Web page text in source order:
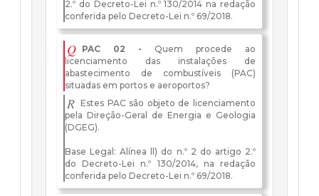
2.º do Decreto-Lei n.º 130/2014 na redação
conferida pelo Decreto-Lei n.º 69/2018.
Q PAC 02 - Quem procede ao
licenciamento das instalações de
abastecimento de combustíveis (PAC)
situadas em portos e aeroportos?
R Estes PAC são objeto de licenciamento
pela Direção-Geral de Energia e Geologia
(DGEG).
Base Legal: Alínea ll) do n.º 2 do artigo 2.º
doDecreto-Lei n.º 130/2014, na redação
conferida pelo Decreto-Lei n.º 69/2018.